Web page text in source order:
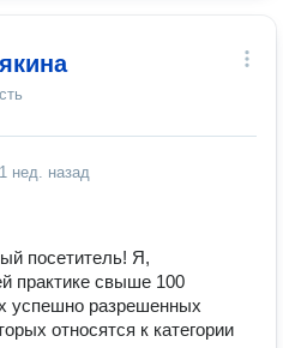
1 нед. назад
посетитель! Я,
практике свыше 100
успешно разрешенных
относятся к категории